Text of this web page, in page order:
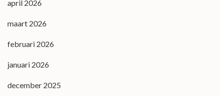
april 2026
maart 2026
februari 2026
januari 2026
december 2025